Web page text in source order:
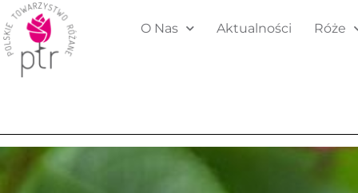
O Nas Aktualności Róże